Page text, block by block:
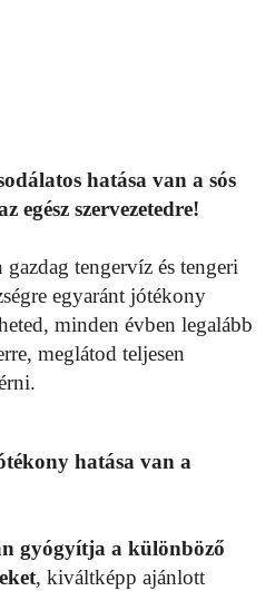
hatása van a sós
egész szervezetedre!
tengervíz és tengeri
egyaránt jótékony
minden évben legalább
meglátod teljesen
hatása van a
gyógyítja a különböző
, kiváltképp ajánlott